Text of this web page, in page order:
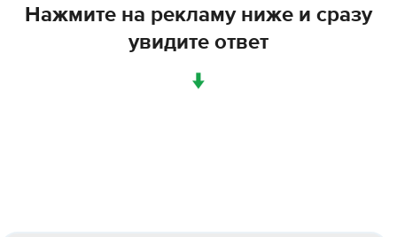
Нажмите на рекламу ниже и сразу
увидите ответ
↓